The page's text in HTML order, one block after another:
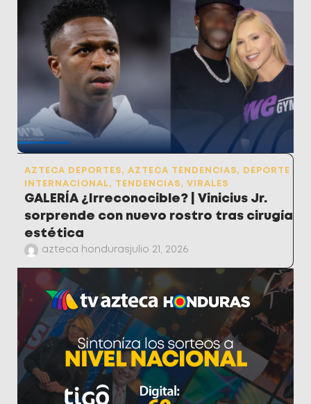
AZTECA DEPORTES, AZTECA TENDENCIAS,
DEPORTE
INTERNACIONAL, TENDENCIAS, VIRALES
GALERÍA ¿Irreconocible? | Vinicius Jr.
sorprende con nuevo rostro tras cirugía
estética
azteca hondurasjulio 21, 2026